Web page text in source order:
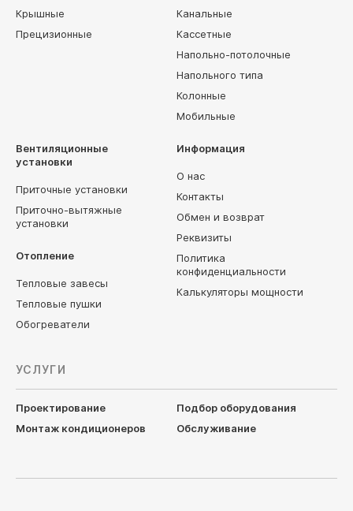
Крышные
Прецизионные
Канальные
Кассетные
Напольно-потолочные
Напольного типа
Колонные
Мобильные
Вентиляционные
установки
Приточные установки
Приточно-вытяжные
установки
Отопление
Тепловые завесы
Тепловые пушки
Обогреватели
Информация
О нас
Контакты
Обмен и возврат
Реквизиты
Политика
конфиденциальности
Калькуляторы мощности
УСЛУГИ
Проектирование
Подбор оборудования
Монтаж кондиционеров
Обслуживание